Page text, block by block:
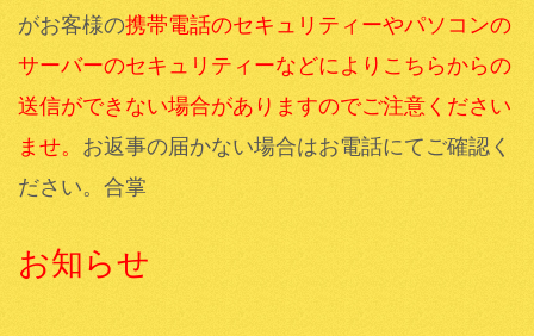
がお客様の携帯電話のセキュリティーやパソコンの
サーバーのセキュリティーなどによりこちらからの
送信ができない場合がありますのでご注意ください
ませ。 お返事の届かない場合はお電話にてご確認く
ださい。合掌
お知らせ